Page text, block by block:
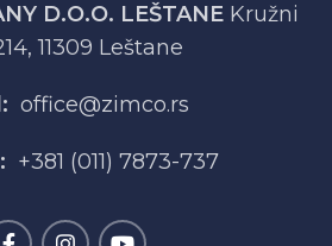
D.O.O. LEŠTANE Kružni
11309 Leštane
office@zimco.rs
+381 (011) 7873-737